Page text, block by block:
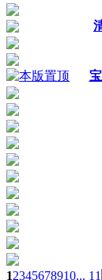
12345678910... 11